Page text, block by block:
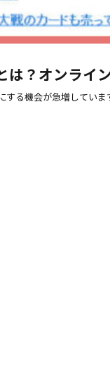
は？オンライ
する機会が急増してい